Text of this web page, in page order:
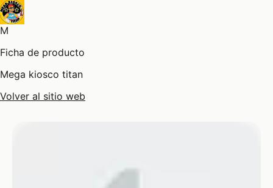
M
Ficha de producto
Mega kiosco titan
Volver al sitio web